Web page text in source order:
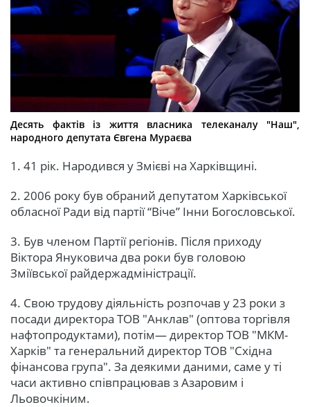
Десять фактів із життя власника телеканалу "Наш",
народного депутата Євгена Мураєва
1. 41 рік. Народився у Змієві на Харківщині.
2. 2006 року був обраний депутатом Харківської
обласної Ради від партії “Віче” Інни Богословської.
3. Був членом Партії регіонів. Після приходу
Віктора Януковича два роки був головою
Зміївської райдержадміністрації.
4. Свою трудову діяльність розпочав у 23 роки з
посади директора ТОВ "Анклав" (оптова торгівля
нафтопродуктами), потім— директор ТОВ "МКМ-
Харків" та генеральний директор ТОВ "Східна
фінансова група". За деякими даними, саме у ті
часи активно співпрацював з Азаровим і
Льовочкіним.